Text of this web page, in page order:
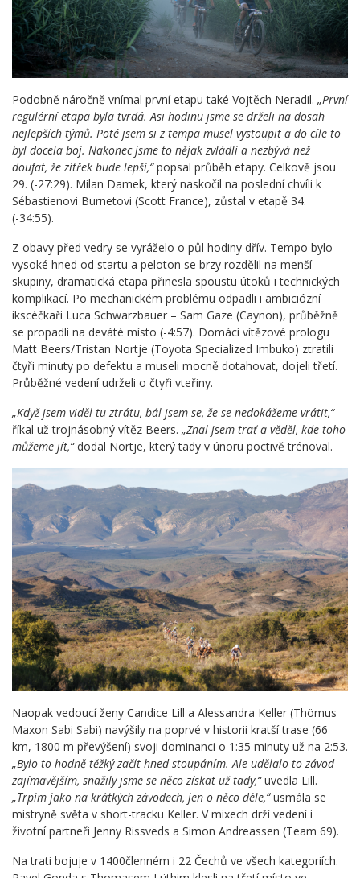
Podobně náročně vnímal první etapu také Vojtěch Neradil. „První
regulérní etapa byla tvrdá. Asi hodinu jsme se drželi na dosah
nejlepších týmů. Poté jsem si z tempa musel vystoupit a do cíle to
byl docela boj. Nakonec jsme to nějak zvládli a nezbývá než
doufat, že zítřek bude lepší,“popsal průběh etapy. Celkově jsou
29. (-27:29). Milan Damek, který naskočil na poslední chvíli k
Sébastienovi Burnetovi (Scott France), zůstal v etapě 34.
(-34:55).
Z obavy před vedry se vyráželo o půl hodiny dřív. Tempo bylo
vysoké hned od startu a peloton se brzy rozdělil na menší
skupiny, dramatická etapa přinesla spoustu útoků i technických
komplikací. Po mechanickém problému odpadli i ambiciózní
ikscéčkaři Luca Schwarzbauer – Sam Gaze (Caynon), průběžně
se propadli na deváté místo (-4:57). Domácí vítězové prologu
Matt Beers/Tristan Nortje (Toyota Specialized Imbuko) ztratili
čtyři minuty po defektu a museli mocně dotahovat, dojeli třetí.
Průběžné vedení udrželi o čtyři vteřiny.
„Když jsem viděl tu ztrátu, bál jsem se, že se nedokážeme vrátit,“
říkal už trojnásobný vítěz Beers. „Znal jsem trať a věděl, kde toho
můžeme jít,“dodal Nortje, který tady v únoru poctivě trénoval.
Naopak vedoucí ženy Candice Lill a Alessandra Keller (Thömus
Maxon Sabi Sabi) navýšily na poprvé v historii kratší trase (66
km, 1800 m převýšení) svoji dominanci o 1:35 minuty už na 2:53.
„Bylo to hodně těžký začít hned stoupáním. Ale udělalo to závod
zajímavějším, snažily jsme se něco získat už tady,“uvedla Lill.
„Trpím jako na krátkých závodech, jen o něco déle,“usmála se
mistryně světa v short-tracku Keller. V mixech drží vedení i
životní partneři Jenny Rissveds a Simon Andreassen (Team 69).
Na trati bojuje v 1400členném i 22 Čechů ve všech kategoriích.